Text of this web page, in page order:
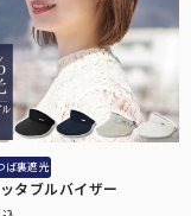
特大サイズ。
差せないシーンに。
紫外線をカット。
ば裏遮光
タブルバイザー